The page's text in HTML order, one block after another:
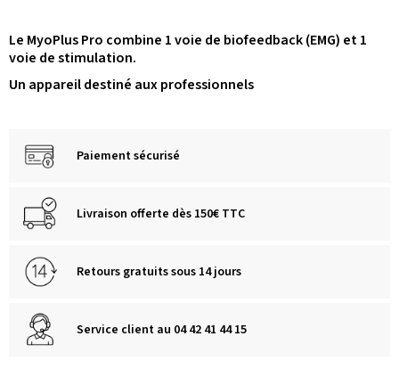
Le MyoPlus Pro combine 1 voie de biofeedback (EMG) et 1
voie de stimulation.
Un appareil destiné aux professionnels
Paiement sécurisé
Livraison offerte dès 150€ TTC
Retours gratuits sous 14 jours
Service client au 04 42 41 44 15